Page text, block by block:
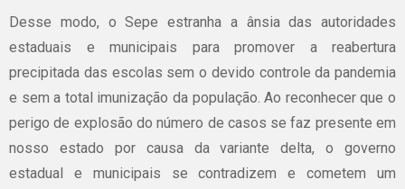
Desse modo, o Sepe estranha a ânsia das autoridades
estaduais e municipais para promover a reabertura
precipitada das escolas sem o devido controle da pandemia
e sem a total imunização da população. Ao reconhecer que o
perigo de explosão do número de casos se faz presente em
nosso estado por causa da variante delta, o governo
estadual e municipais se contradizem e cometem um